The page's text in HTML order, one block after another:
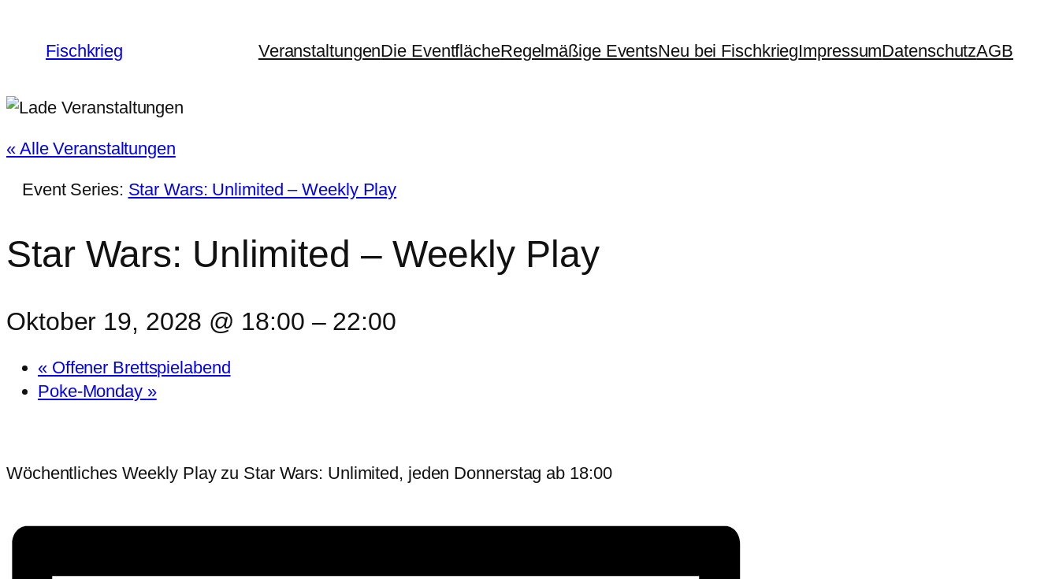
Fischkrieg VeranstaltungenDie EventflächeRegelmäßige EventsNeu bei FischkriegImpressumDatenschutzAGB
« Alle Veranstaltungen
Event Series: Star Wars: Unlimited – Weekly Play
Star Wars: Unlimited – Weekly Play
Oktober 19, 2028 @ 18:00 – 22:00
«Offener Brettspielabend
Poke-Monday »
Wöchentliches Weekly Play zu Star Wars: Unlimited, jeden Donnerstag ab 18:00